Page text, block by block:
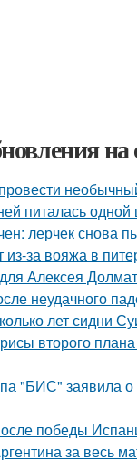
на
питалась
лерчек снова
за вояжа в
Алексея
неудачного
лет сидни
второго
"БИС" заявила
победы
за весь